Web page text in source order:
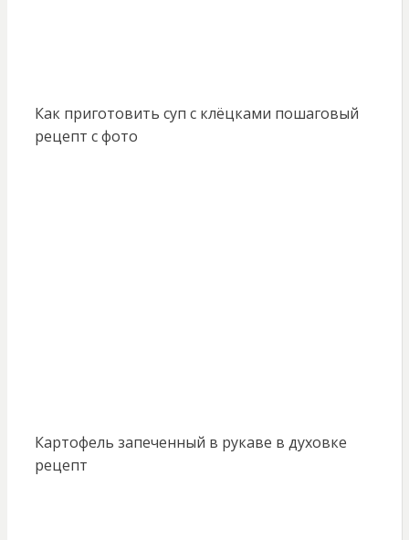
Как приготовить суп с клёцками пошаговый
рецепт с фото
Картофель запеченный в рукаве в духовке
рецепт